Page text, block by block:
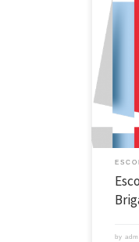
Diogo
Soares
que
grupos
by